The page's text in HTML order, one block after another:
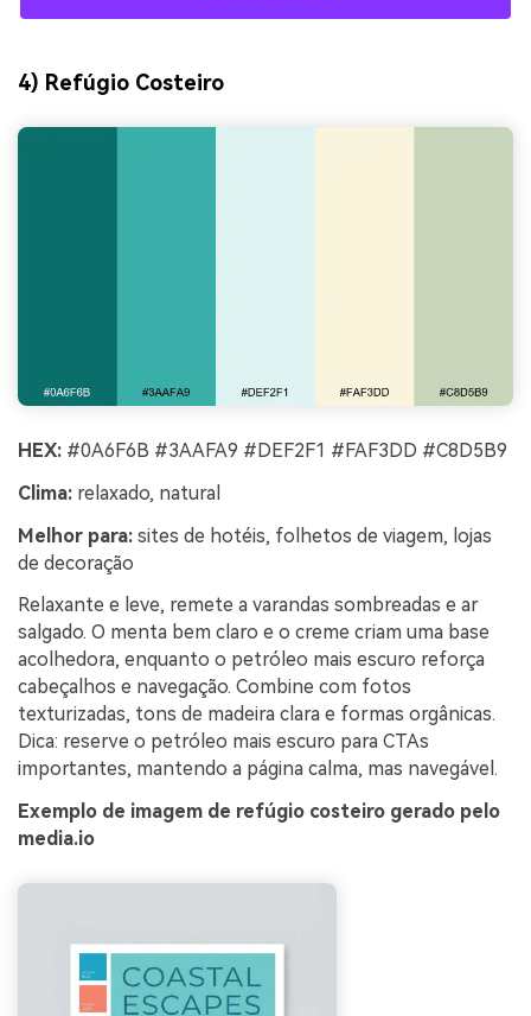
4) Refúgio Costeiro
HEX: #0A6F6B #3AAFA9 #DEF2F1 #FAF3DD #C8D5B9
Clima: relaxado, natural
Melhor para: sites de hotéis, folhetos de viagem, lojas
de decoração
Relaxante e leve, remete a varandas sombreadas e ar
salgado. O menta bem claro e o creme criam uma base
acolhedora, enquanto o petróleo mais escuro reforça
cabeçalhos e navegação. Combine com fotos
texturizadas, tons de madeira clara e formas orgânicas.
Dica: reserve o petróleo mais escuro para CTAs
importantes, mantendo a página calma, mas navegável.
Exemplo de imagem de refúgio costeiro gerado pelo
media.io